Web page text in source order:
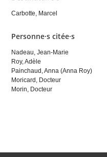
Carbotte, Marcel
Personne·s citée·s
Nadeau, Jean-Marie
Roy, Adèle
Painchaud, Anna (Anna Roy)
Moricard, Docteur
Morin, Docteur